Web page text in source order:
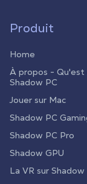
Produit
Home
À propos - Qu'est
Shadow PC
Jouer sur Mac
Shadow PC
Shadow PC Pro
Shadow GPU
La VR sur Shadow